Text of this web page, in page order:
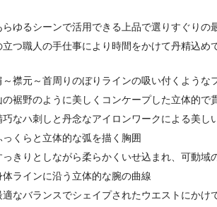
らゆるシーンで活用できる上品で選りすぐり
立つ職人の手仕事により時間をかけて丹精込め
～襟元～首周りのぼりラインの吸い付くような
の裾野のように美しくコンケープした立体的で
巧なハ刺しと丹念なアイロンワークによる美し
っくらと立体的な弧を描く胸囲
っきりとしながら柔らかくいせ込まれ、可動域
体ラインに沿う立体的な腕の曲線
適なバランスでシェイプされたウエストにかけ